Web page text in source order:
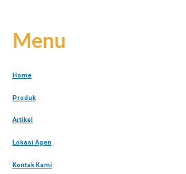
Menu
Home
Produk
Artikel
Lokasi Agen
Kontak Kami